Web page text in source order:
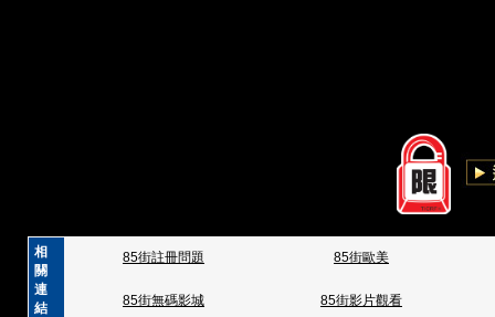
相
關
連
結
85街註冊問題 85街歐美
85街無碼影城 85街影片觀看